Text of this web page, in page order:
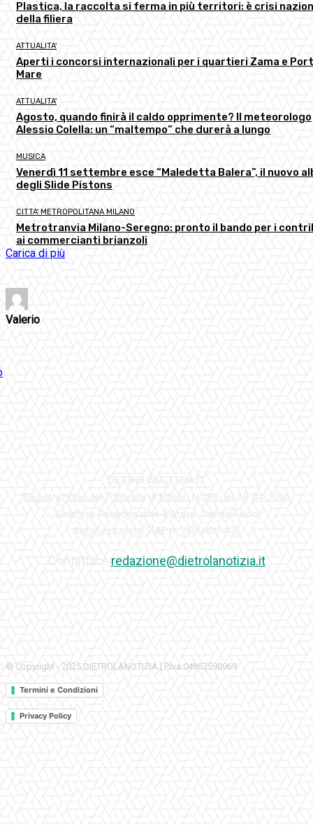
Plastica, la raccolta si ferma in più territori: è crisi
della filiera
ATTUALITA'
Aperti i concorsi internazionali per i quartieri Zama e
Mare
ATTUALITA'
Agosto, quando finirà il caldo opprimente? Il meteorologo
Alessio Colella: un “maltempo” che durerà a lungo
MUSICA
Venerdì 11 settembre esce “Maledetta Balera”, il nuovo
degli Slide Pistons
CITTA' METROPOLITANA MILANO
Metrotranvia Milano-Seregno: pronto il bando per i
ai commercianti brianzoli
Carica di più
Valerio
redazione@dietrolanotizia.it
© Copyright - 2025 DIETROLANOTIZIA | P.Iva 04852590969
Termini e Condizioni
Privacy Policy